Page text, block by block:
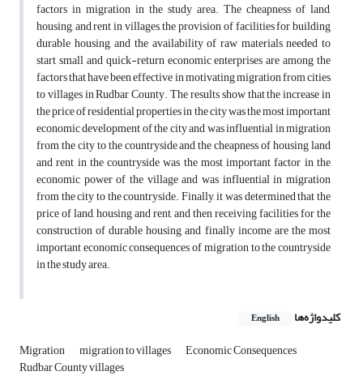
factors in migration in the study area. The cheapness of land,
housing, and rent in villages, the provision of facilities for building
durable housing, and the availability of raw materials needed to
start small and quick-return economic enterprises are among the
factors that have been effective in motivating migration from cities
to villages in Rudbar County. The results show that the increase in
the price of residential properties in the city was the most important
economic development of the city and was influential in migration
from the city to the countryside and the cheapness of housing land
and rent in the countryside was the most important factor in the
economic power of the village and was influential in migration
from the city to the countryside. Finally, it was determined that the
price of land, housing and rent, and then receiving facilities for the
construction of durable housing and finally income are the most
important economic consequences of migration to the countryside
in the study area.
کلیدواژه‌ها English
Migration migration to villages Economic Consequences
Rudbar County villages